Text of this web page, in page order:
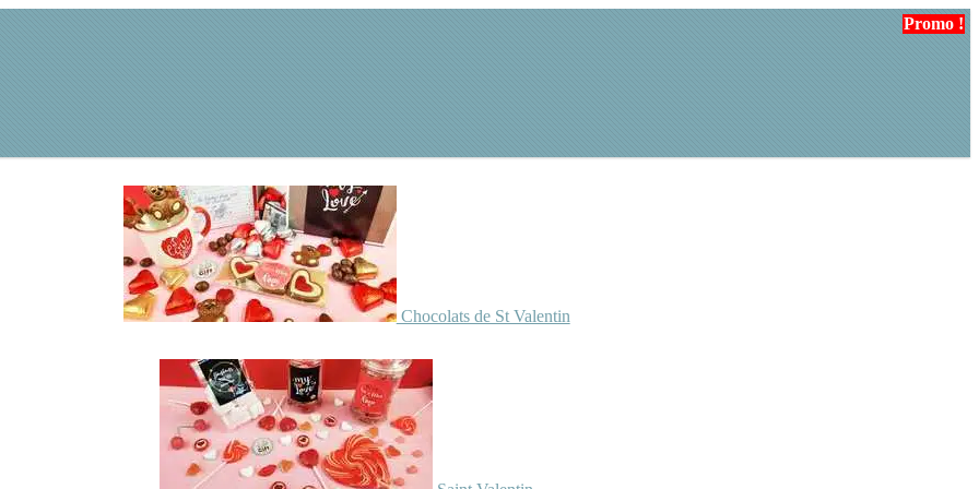
Chocolats de St Valentin
Promo !